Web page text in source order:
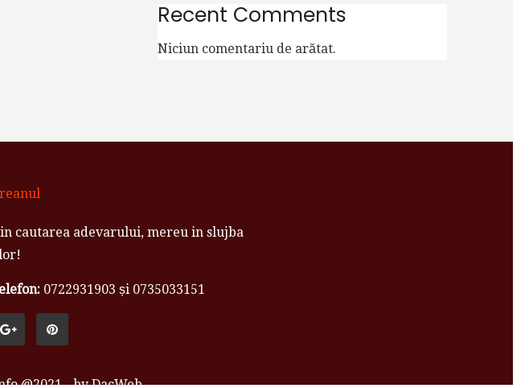
Recent Comments
Niciun comentariu de arătat.
cautarea adevarului, mereu in slujba
0722931903 și 0735033151
@2021 - by DacWeb